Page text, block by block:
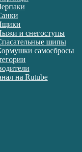
и снегоступы
шипы
самосбросы
на Rutube